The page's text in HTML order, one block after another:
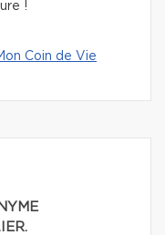
!
Coin de Vie